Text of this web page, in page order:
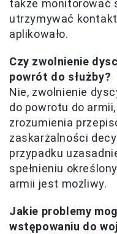
także monitorować
utrzymywać
aplikowało.
Czy zwolnienie
powrót do służby?
Nie, zwolnienie
do powrotu do
zrozumienia
zaskarżalności
przypadku
spełnieniu
armii jest możliwy.
Jakie problemy
wstępowaniu do